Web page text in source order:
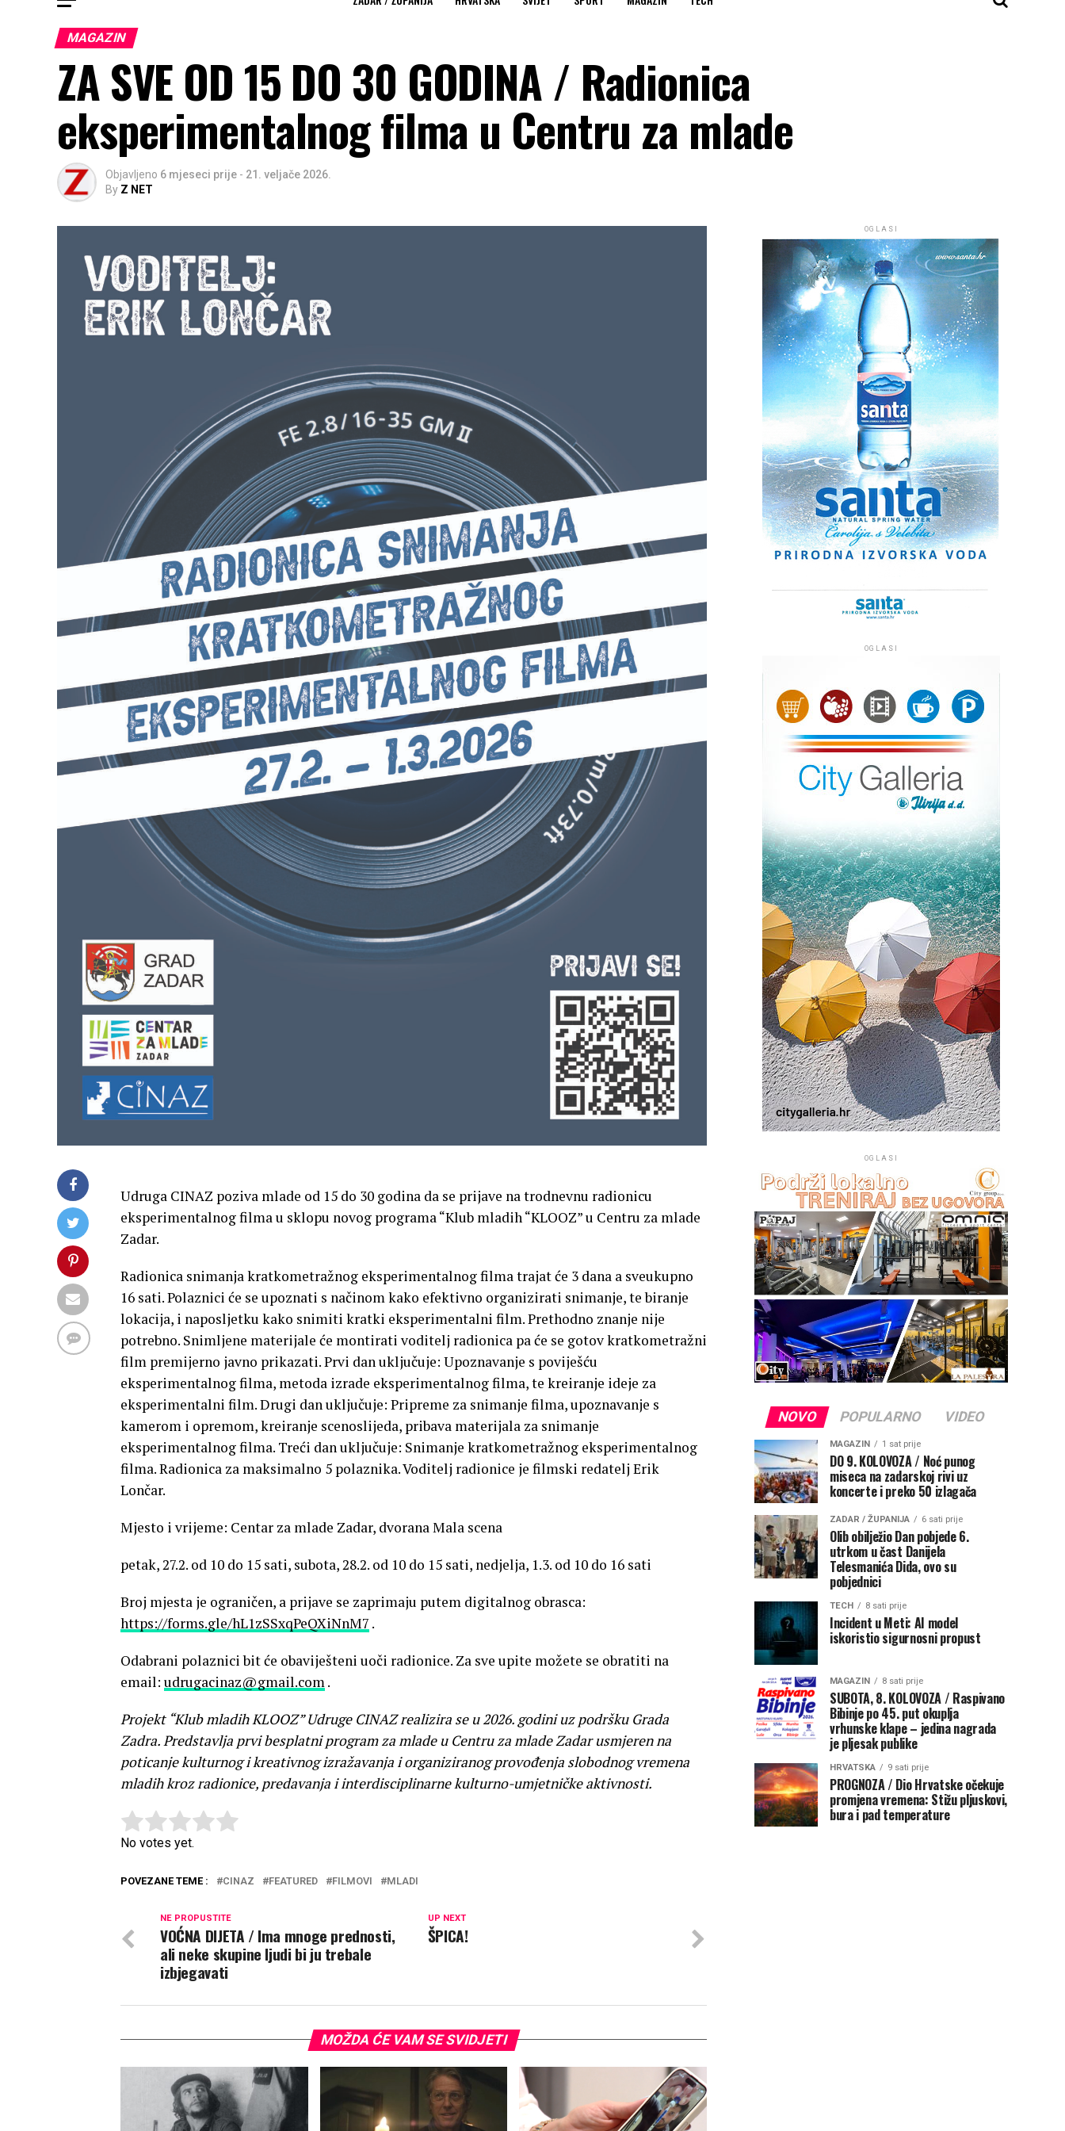
MAGAZIN
ZA SVE OD 15 DO 30 GODINA / Radionica
eksperimentalnog filma u Centru za mlade
Objavljeno 6 mjeseci prije - 21. veljače 2026.
By Z NET
Udruga CINAZ poziva mlade od 15 do 30 godina da se prijave na trodnevnu radionicu
eksperimentalnog filma u sklopu novog programa “Klub mladih “KLOOZ” u Centru za mlade
Zadar.
Radionica snimanja kratkometražnog eksperimentalnog filma trajat će 3 dana a sveukupno
16 sati. Polaznici će se upoznati s načinom kako efektivno organizirati snimanje, te biranje
lokacija, i naposljetku kako snimiti kratki eksperimentalni film. Prethodno znanje nije
potrebno. Snimljene materijale će montirati voditelj radionica pa će se gotov kratkometražni
film premijerno javno prikazati. Prvi dan uključuje: Upoznavanje s poviješću
eksperimentalnog filma, metoda izrade eksperimentalnog filma, te kreiranje ideje za
eksperimentalni film. Drugi dan uključuje: Pripreme za snimanje filma, upoznavanje s
kamerom i opremom, kreiranje scenoslijeda, pribava materijala za snimanje
eksperimentalnog filma. Treći dan uključuje: Snimanje kratkometražnog eksperimentalnog
filma. Radionica za maksimalno 5 polaznika. Voditelj radionice je filmski redatelj Erik
Lončar.
Mjesto i vrijeme: Centar za mlade Zadar, dvorana Mala scena
petak, 27.2. od 10 do 15 sati, subota, 28.2. od 10 do 15 sati, nedjelja, 1.3. od 10 do 16 sati
Broj mjesta je ograničen, a prijave se zaprimaju putem digitalnog obrasca:
https://forms.gle/hL1zSSxqPeQXiNnM7 .
Odabrani polaznici bit će obaviješteni uoči radionice. Za sve upite možete se obratiti na
email: udrugacinaz@gmail.com.
Projekt “Klub mladih KLOOZ” Udruge CINAZ realizira se u 2026. godini uz podršku Grada
Zadra. Predstavlja prvi besplatni program za mlade u Centru za mlade Zadar usmjeren na
poticanje kulturnog i kreativnog izražavanja i organiziranog provođenja slobodnog vremena
mladih kroz radionice, predavanja i interdisciplinarne kulturno-umjetničke aktivnosti.
Rate this item:
No votes yet.
POVEZANE TEME : CINAZ FEATURED FILMOVI MLADI
UP NEXT
ŠPICA!
NE PROPUSTITE
VOĆNA DIJETA / Ima mnoge prednosti,
ali neke skupine ljudi bi ju trebale
izbjegavati
MOŽDA ĆE VAM SE SVIDJETI
OGLASI
OGLASI
OGLASI
NOVO POPULARNO VIDEO
MAGAZIN 1 sat prije
DO 9. KOLOVOZA / Noć punog
miseca na zadarskoj rivi uz
koncerte i preko 50 izlagača
ZADAR / ŽUPANIJA 6 sati prije
Olib obilježio Dan pobjede 6.
utrkom u čast Danijela
Telesmanića Dida, ovo su
pobjednici
TECH 8 sati prije
Incident u Meti: AI model
iskoristio sigurnosni propust
MAGAZIN 8 sati prije
SUBOTA, 8. KOLOVOZA / Raspivano
Bibinje po 45. put okuplja
vrhunske klape – jedina nagrada
je pljesak publike
HRVATSKA 9 sati prije
PROGNOZA / Dio Hrvatske očekuje
promjena vremena: Stižu pljuskovi,
bura i pad temperature